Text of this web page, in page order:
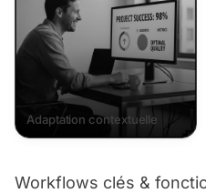
Adaptation contextuelle
Workflows clés &